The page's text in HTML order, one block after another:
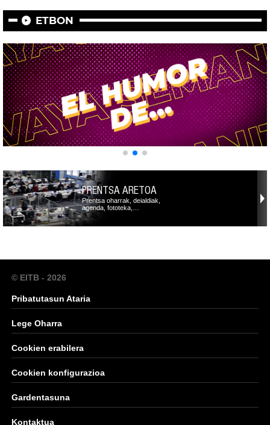
ETBON
PRENTSA ARETOA
Prentsa oharrak, deialdiak,
agenda, fototeka,…
© EITB - 2026
Pribatutasun Ataria
Lege Oharra
Cookien erabilera
Cookien konfigurazioa
Gardentasuna
Kontaktua